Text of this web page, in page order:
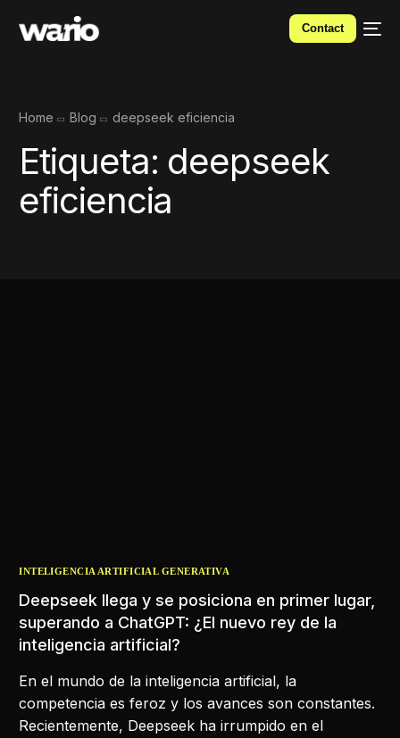
Contact
Home Blog deepseek eficiencia
Etiqueta: deepseek
eficiencia
INTELIGENCIA ARTIFICIAL GENERATIVA
Deepseek llega y se posiciona en primer lugar,
superando a ChatGPT: ¿El nuevo rey de la
inteligencia artificial?
En el mundo de la inteligencia artificial, la
competencia es feroz y los avances son constantes.
Recientemente, Deepseek ha irrumpido en el